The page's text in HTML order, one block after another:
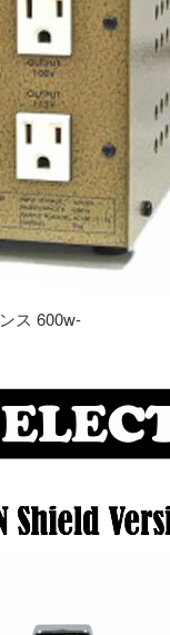
ス 600w-